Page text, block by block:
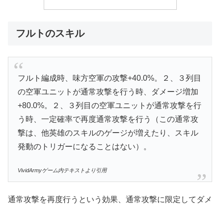
フルトのスキル
フルト編成時、味方空軍の攻撃+40.0%。２、３列目
の空軍ユニットが通常攻撃を行う時、ダメージ増加
+80.0%。２、３列目の空軍ユニットが通常攻撃を行
う時、一定確率で再度通常攻撃を行う（この通常攻
撃は、他英雄のスキルのゲージが増えたり、スキル
発動のトリガーになることはない）。
VividArmyゲーム内テキストより引用
通常攻撃を再度行うという効果、通常攻撃に限定してダメ